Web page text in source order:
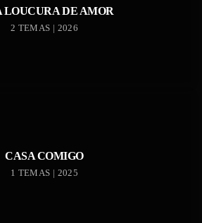
LOUCURA DE AMOR
2 TEMAS | 2026
CASA COMIGO
1 TEMAS | 2025